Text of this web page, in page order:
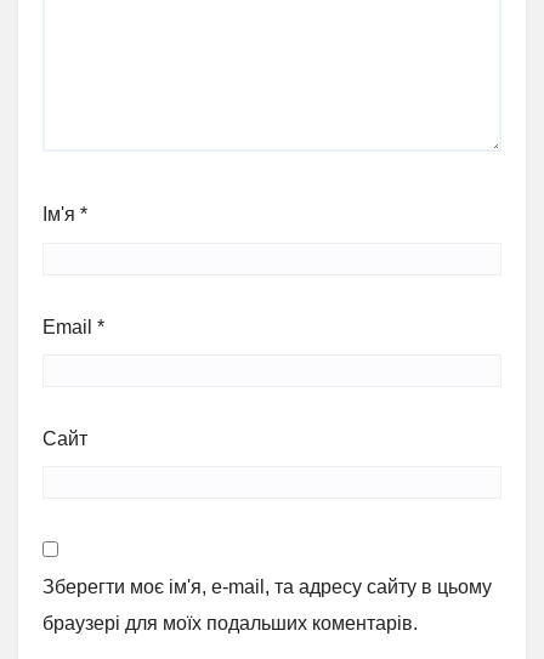
Ім'я *
Email *
Сайт
Зберегти моє ім'я, e-mail, та адресу сайту в цьому
браузері для моїх подальших коментарів.